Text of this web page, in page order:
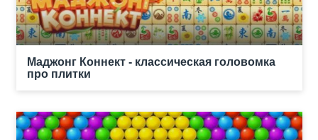
Маджонг Коннект - классическая головомка
про плитки